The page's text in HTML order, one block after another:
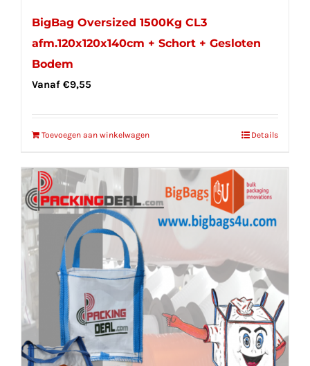
BigBag Oversized 1500Kg CL3
afm.120x120x140cm + Schort + Gesloten
Bodem
Vanaf €9,55
Toevoegen aan winkelwagen Details